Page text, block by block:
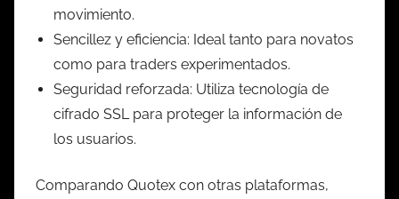
movimiento.
Sencillez y eficiencia: Ideal tanto para novatos
como para traders experimentados.
Seguridad reforzada: Utiliza tecnología de
cifrado SSL para proteger la información de
los usuarios.
Comparando Quotex con otras plataformas,